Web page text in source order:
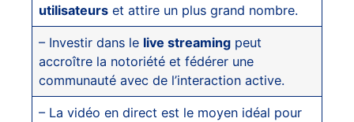
utilisateurs et attire un plus grand nombre.
– Investir dans le live streaming peut
accroître la notoriété et fédérer une
communauté avec de l’interaction active.
– La vidéo en direct est le moyen idéal pour